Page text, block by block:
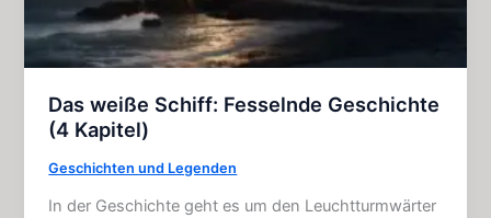
Das weiße Schiff: Fesselnde Geschichte
(4 Kapitel)
Geschichten und Legenden
In der Geschichte geht es um den Leuchtturmwärter